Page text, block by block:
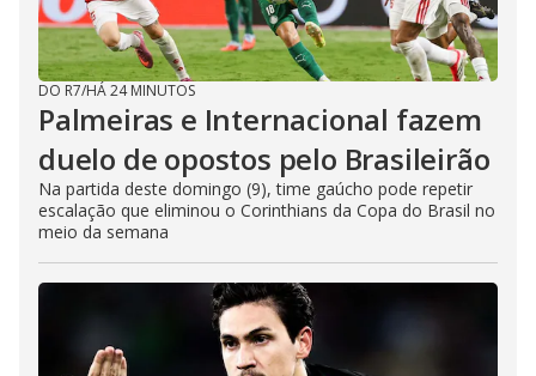
DO R7/HÁ 24 MINUTOS
Palmeiras e Internacional fazem
duelo de opostos pelo Brasileirão
Na partida deste domingo (9), time gaúcho pode repetir
escalação que eliminou o Corinthians da Copa do Brasil no
meio da semana